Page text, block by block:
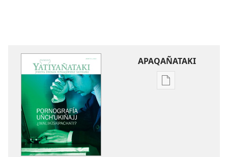
APAQAÑATAKI
Aka